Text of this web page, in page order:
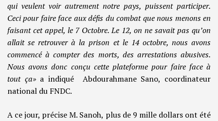
qui veulent voir autrement notre pays, puissent participer.
Ceci pour faire face aux défis du combat que nous menons en
faisant cet appel, le 7 Octobre. Le 12, on ne savait pas qu’on
allait se retrouver à la prison et le 14 octobre, nous avons
commencé à compter des morts, des arrestations abusives.
Nous avons donc conçu cette plateforme pour faire face à
tout ça»a indiqué Abdourahmane Sano, coordinateur
national du FNDC.
A ce jour, précise M. Sanoh, plus de 9 mille dollars ont été